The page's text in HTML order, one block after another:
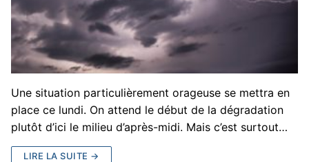
Une situation particulièrement orageuse se mettra en
place ce lundi. On attend le début de la dégradation
plutôt d’ici le milieu d’après-midi. Mais c’est surtout…
LIRE LA SUITE →